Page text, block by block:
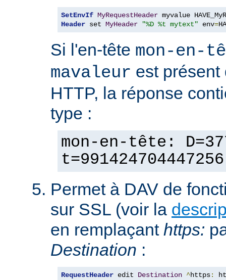
SetEnvIf MyRequestHeader
Header set MyHeader "%D %t mytext" env=
Si l'en-tête mon-en-
mavaleur est présent
HTTP, la réponse
type :
mon-en-tête:
Permet à DAV de
sur SSL (voir la
en remplaçant https:
Destination :
RequestHeader edit Destination ^https: